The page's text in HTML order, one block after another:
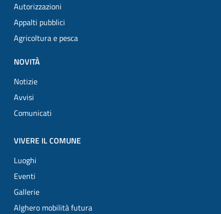
Autorizzazioni
Appalti pubblici
Agricoltura e pesca
NOVITÀ
Notizie
Avvisi
Comunicati
VIVERE IL COMUNE
Luoghi
Eventi
Gallerie
Alghero mobilità futura